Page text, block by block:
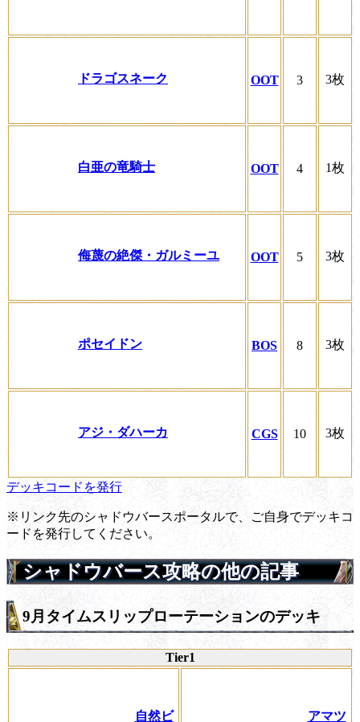
ドラゴスネーク OOT 3 3枚
白亜の竜騎士 OOT 4 1枚
侮蔑の絶傑・ガルミーユ OOT 5 3枚
ポセイドン BOS 8 3枚
アジ・ダハーカ CGS 10 3枚
デッキコードを発行
※リンク先のシャドウバースポータルで、ご自身でデッキコ
ードを発行してください。
シャドウバース攻略の他の記事
9月タイムスリップローテーションのデッキ
Tier1
自然ビ
アマツ